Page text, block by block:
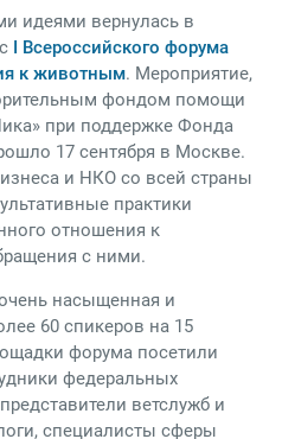
идеями вернулась в
I Всероссийского форума
к животным. Мероприятие,
фондом помощи
при поддержке Фонда
17 сентября в Москве.
и НКО со всей страны
практики
отношения к
с ними.
насыщенная и
60 спикеров на 15
форума посетили
федеральных
ветслужб и
специалисты сферы